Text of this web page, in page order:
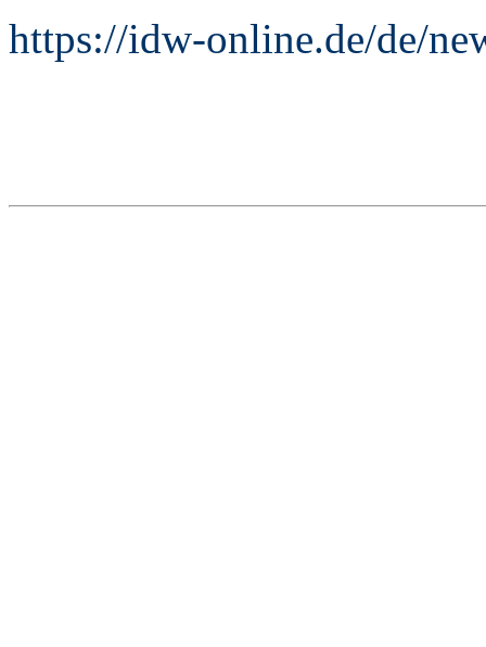
https://idw-online.de/de/